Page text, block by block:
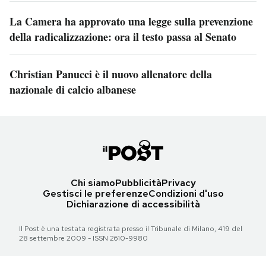
La Camera ha approvato una legge sulla prevenzione
della radicalizzazione: ora il testo passa al Senato
Christian Panucci è il nuovo allenatore della
nazionale di calcio albanese
Chi siamoPubblicitàPrivacy
Gestisci le preferenzeCondizioni d'uso
Dichiarazione di accessibilità
Il Post è una testata registrata presso il Tribunale di Milano, 419 del
28 settembre 2009 - ISSN 2610-9980